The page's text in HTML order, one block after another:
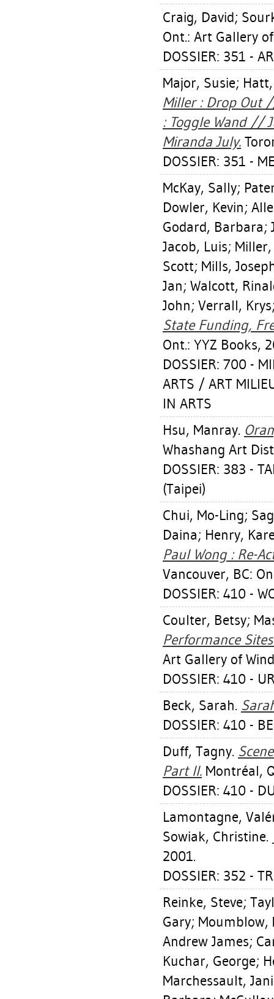
Craig, David;
Ont.: Art Gallery
DOSSIER: 351 -
Major, Susie;
Miller : Drop Out
: Toggle Wand //
Miranda July.
DOSSIER: 351 -
McKay, Sally;
Dowler, Kevin;
Godard, Barbara;
Jacob, Luis;
Scott; Mills,
Jan; Walcott,
John; Verrall, Krys
State Funding,
Ont.: YYZ Books,
DOSSIER: 700 -
ARTS / ART
IN ARTS
Hsu, Manray.
Whashang Art
DOSSIER: 383 -
(Taipei)
Chui, Mo-Ling;
Daina; Henry,
Paul Wong : Re-
Vancouver, BC:
DOSSIER: 410 -
Coulter, Betsy;
Performance
Art Gallery of
DOSSIER: 410 -
Beck, Sarah.
DOSSIER: 410 -
Duff, Tagny.
Part II. Montréal,
DOSSIER: 410 -
Lamontagne,
Sowiak, Christine.
2001.
DOSSIER: 352 -
Reinke, Steve;
Gary; Moumblow,
Andrew James;
Kuchar, George;
Marchessault,